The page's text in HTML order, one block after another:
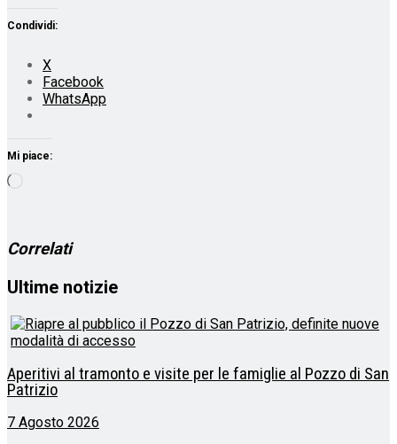
Condividi:
X
Facebook
WhatsApp
Mi piace:
Correlati
Ultime notizie
Aperitivi al tramonto e visite per le famiglie al Pozzo di San
Patrizio
7 Agosto 2026